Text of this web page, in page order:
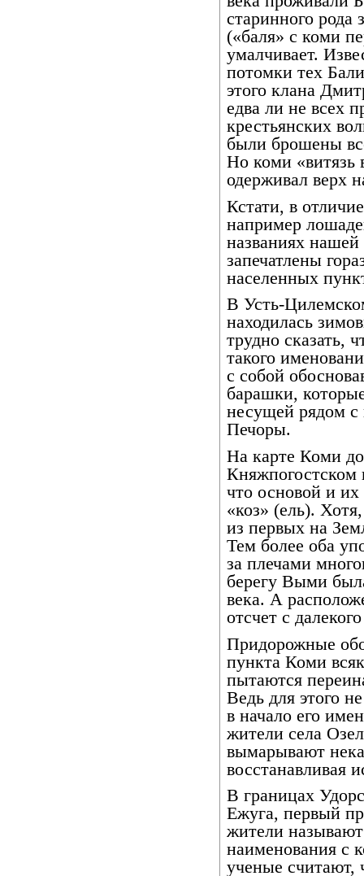
старинного рода
(«баля» с коми
умалчивает.
потомки тех
этого клана
едва ли не всех
крестьянских
были брошены
Но коми «витязь
одерживал верх
Кстати, в
например
названиях
запечатлены
населенных
В Усть-
находилась
трудно сказать,
такого
с собой
барашки,
несущей рядом с
Печоры.
На карте Коми до
что основой и
«коз» (ель).
из первых на
Тем более оба
за плечами
берегу Выми
века. А
отсчет с
Придорожные
пункта Коми
пытаются
Ведь для этого
в начало его
жители села
вымарывают
восстанавливая
В границах
Ежуга, первый
жители
наименования с
ученые считают,